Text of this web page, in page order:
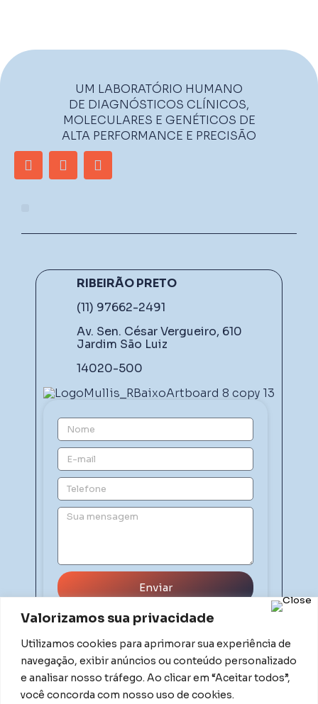
Valorizamos sua privacidade
Utilizamos cookies para aprimorar sua experiência de
navegação, exibir anúncios ou conteúdo personalizado
e analisar nosso tráfego. Ao clicar em “Aceitar todos”,
você concorda com nosso uso de cookies.
UM LABORATÓRIO HUMANO
DE DIAGNÓSTICOS CLÍNICOS,
MOLECULARES E GENÉTICOS DE
ALTA PERFORMANCE E PRECISÃO
RIBEIRÃO PRETO
(11) 97662-2491
Av. Sen. César Vergueiro, 610
Jardim São Luiz
14020-500
Enviar